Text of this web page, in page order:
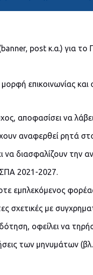
post κ.α.) για
μορφή επικοινωνίας
αποφασίσει να
αναφερθεί ρητά
να διασφαλίζουν
2021-2027.
εμπλεκόμενος
σχετικές με
οφείλει να
των μηνυμάτων